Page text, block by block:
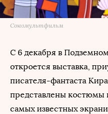
Союзмультфильм
С 6 декабря в
откроется выставка,
писателя-фантаста
представлены костюмы
самых известных